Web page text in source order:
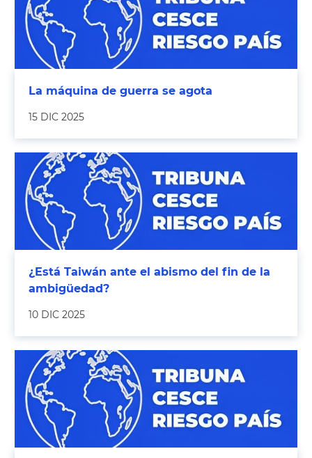
La máquina de guerra se agota
15 DIC 2025
¿Está Taiwán ante el abismo del fin de la
ambigüedad?
10 DIC 2025